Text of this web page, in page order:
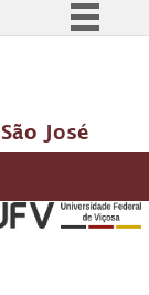
BR
José